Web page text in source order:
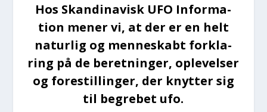
Hos Skan­di­na­visk UFO Infor­ma­
tion mener vi, at der er en helt
natur­lig og men­ne­skabt for­kla­
ring på de beret­nin­ger, ople­vel­ser
og fore­stil­lin­ger, der knyt­ter sig
til begre­bet ufo.